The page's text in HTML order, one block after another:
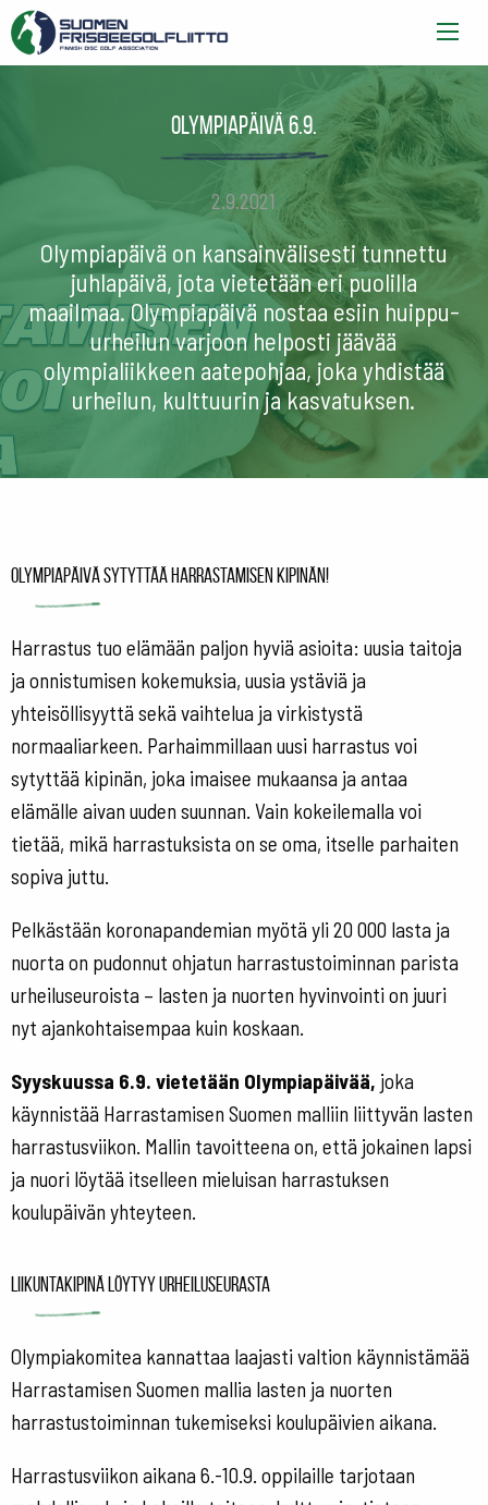
Olympiapäivä 6.9.
2.9.2021
Olympiapäivä on kansainvälisesti tunnettu
juhlapäivä, jota vietetään eri puolilla
maailmaa. Olympiapäivä nostaa esiin huippu-
urheilun varjoon helposti jäävää
olympialiikkeen aatepohjaa, joka yhdistää
urheilun, kulttuurin ja kasvatuksen.
Olympiapäivä sytyttää harrastamisen kipinän!
Harrastus tuo elämään paljon hyviä asioita: uusia taitoja
ja onnistumisen kokemuksia, uusia ystäviä ja
yhteisöllisyyttä sekä vaihtelua ja virkistystä
normaaliarkeen. Parhaimmillaan uusi harrastus voi
sytyttää kipinän, joka imaisee mukaansa ja antaa
elämälle aivan uuden suunnan. Vain kokeilemalla voi
tietää, mikä harrastuksista on se oma, itselle parhaiten
sopiva juttu.
Pelkästään koronapandemian myötä yli 20 000 lasta ja
nuorta on pudonnut ohjatun harrastustoiminnan parista
urheiluseuroista – lasten ja nuorten hyvinvointi on juuri
nyt ajankohtaisempaa kuin koskaan.
Syyskuussa 6.9. vietetään Olympiapäivää, joka
käynnistää Harrastamisen Suomen malliin liittyvän lasten
harrastusviikon. Mallin tavoitteena on, että jokainen lapsi
ja nuori löytää itselleen mieluisan harrastuksen
koulupäivän yhteyteen.
Liikuntakipinä löytyy urheiluseurasta
Olympiakomitea kannattaa laajasti valtion käynnistämää
Harrastamisen Suomen mallia lasten ja nuorten
harrastustoiminnan tukemiseksi koulupäivien aikana.
Harrastusviikon aikana 6.-10.9. oppilaille tarjotaan